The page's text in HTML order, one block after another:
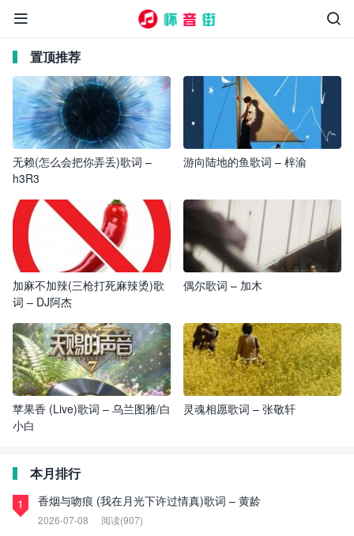


置顶推荐
无赖(怎么会把你弄丢)歌词 –
h3R3
游向陆地的鱼歌词 – 梓渝
加麻不加辣(三枪打死麻辣烫)歌
词 – DJ阿杰
偶尔歌词 – 加木
苹果香 (Live)歌词 – 乌兰图雅/白
小白
灵魂相愿歌词 – 张敬轩
本月排行
1 香烟与吻痕 (我在月光下许过情真)歌词 – 黄龄
2026-07-08 阅读(907)